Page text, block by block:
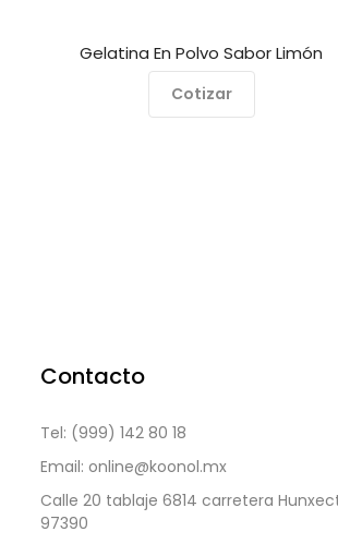
Gelatina En Polvo Sabor Limón
Cotizar
Contacto
Tel: (999) 142 80 18
Email: online@koonol.mx
Calle 20 tablaje 6814 carretera
97390